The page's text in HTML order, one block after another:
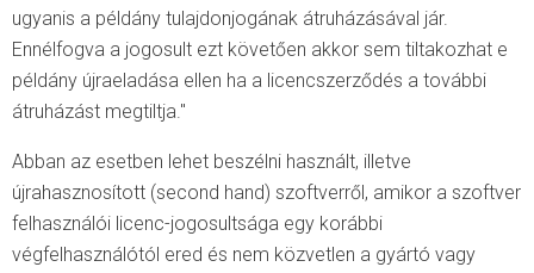
ugyanis a példány tulajdonjogának átruházásával jár.
Ennélfogva a jogosult ezt követően akkor sem tiltakozhat e
példány újraeladása ellen ha a licencszerződés a további
átruházást megtiltja."
Abban az esetben lehet beszélni használt, illetve
újrahasznosított (second hand) szoftverről, amikor a szoftver
felhasználói licenc-jogosultsága egy korábbi
végfelhasználótól ered és nem közvetlen a gyártó vagy